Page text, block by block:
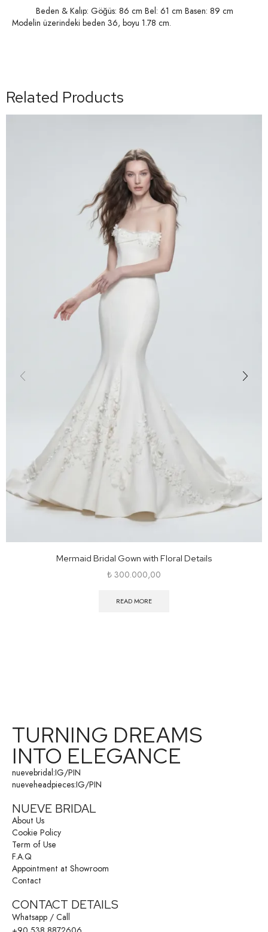
Beden & Kalıp: Göğüs: 86 cm Bel: 61 cm Basen: 89 cm
Modelin üzerindeki beden 36, boyu 1.78 cm.
Related Products
Mermaid Bridal Gown with Floral Details
₺ 300.000,00
READ MORE
TURNING DREAMS
INTO ELEGANCE
nuevebridal:IG/PIN
nueveheadpieces:IG/PIN
NUEVE BRIDAL
About Us
Cookie Policy
Term of Use
F.A.Q
Appointment at Showroom
Contact
CONTACT DETAILS
Whatsapp / Call